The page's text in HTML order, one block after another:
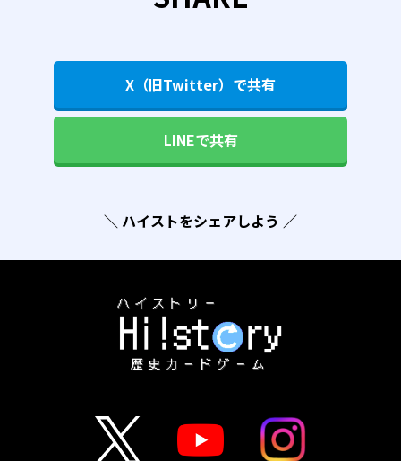
X（旧Twitter）で共有
LINEで共有
＼ ハイストをシェアしよう ／